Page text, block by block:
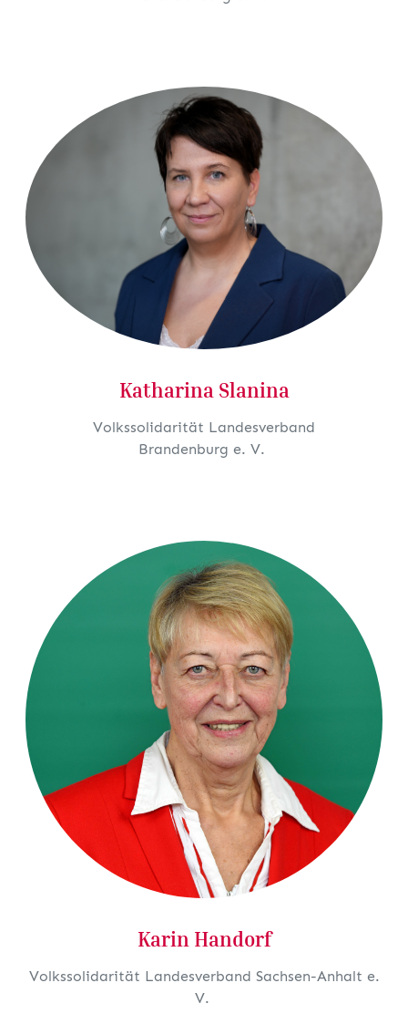
Katharina Slanina
Volkssolidarität Landesverband
Brandenburg e. V.
Karin Handorf
Volkssolidarität Landesverband Sachsen-Anhalt e.
V.